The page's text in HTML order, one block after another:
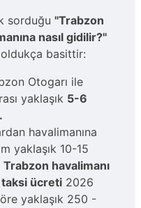
sorduğu "Trabzon
nasıl gidilir?"
oldukça basittir:
Otogarı ile
yaklaşık 5-6
havalimanına
yaklaşık 10-15
Trabzon havalimanı
taksi ücreti 2026
yaklaşık 250 -